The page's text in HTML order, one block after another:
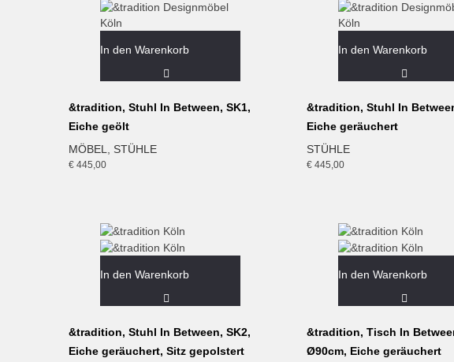
In den Warenkorb
&tradition, Stuhl In Between, SK1,
Eiche geölt
MÖBEL, STÜHLE
€ 445,00
In den Warenkorb
&tradition, Stuhl In
Eiche geräuchert
STÜHLE
€ 445,00
In den Warenkorb
&tradition, Stuhl In Between, SK2,
Eiche geräuchert, Sitz gepolstert
In den Warenkorb
&tradition, Tisch In
Ø90cm, Eiche geräuchert